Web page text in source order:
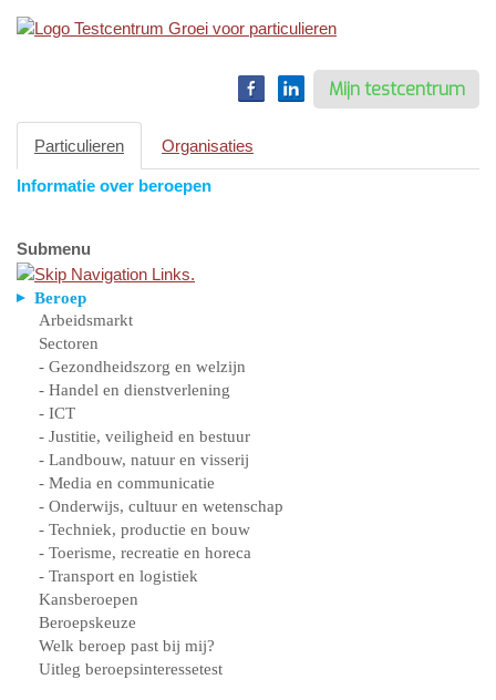
Mijn testcentrum
Particulieren Organisaties
Informatie over beroepen
Submenu
Beroep
Arbeidsmarkt
Sectoren
- Gezondheidszorg en welzijn
- Handel en dienstverlening
- ICT
- Justitie, veiligheid en bestuur
- Landbouw, natuur en visserij
- Media en communicatie
- Onderwijs, cultuur en wetenschap
- Techniek, productie en bouw
- Toerisme, recreatie en horeca
- Transport en logistiek
Kansberoepen
Beroepskeuze
Welk beroep past bij mij?
Uitleg beroepsinteressetest